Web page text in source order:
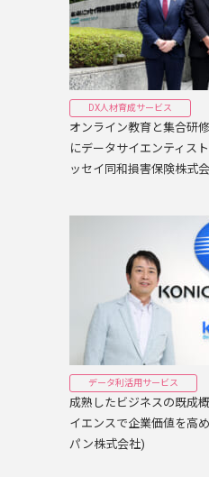
DX人材育成サービス
オンライン教育と集合研
にデータサイエンティス
ッセイ同和損害保険株式
データ利活用サービス
成熟したビジネスの既成
イエンスで企業価値を高
パン株式会社)